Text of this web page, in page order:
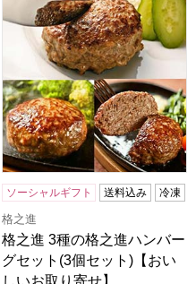
ソーシャルギフト 送料込み 冷凍
格之進
格之進 3種の格之進ハンバー
グセット(3個セット)【おい
しいお取り寄せ】